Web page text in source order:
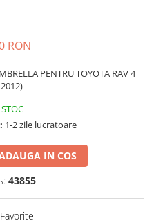
RON
PENTRU TOYOTA RAV 4
1-2 zile lucratoare
IN COS
43855